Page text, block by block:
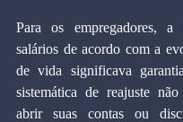
Para os empregadores, a
salários de acordo com a
de vida significava
sistemática de reajuste
abrir suas contas ou